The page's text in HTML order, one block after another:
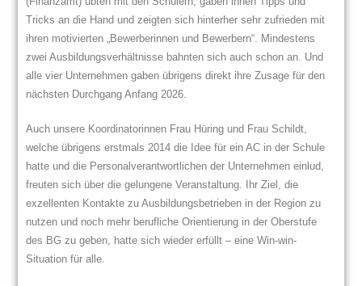
Tricks an die Hand und zeigten sich hinterher sehr zufrieden mit
ihren motivierten „Bewerberinnen und Bewerbern“. Mindestens
zwei Ausbildungsverhältnisse bahnten sich auch schon an. Und
alle vier Unternehmen gaben übrigens direkt ihre Zusage für den
nächsten Durchgang Anfang 2026.
Auch unsere Koordinatorinnen Frau Hüring und Frau Schildt,
welche übrigens erstmals 2014 die Idee für ein AC in der Schule
hatte und die Personalverantwortlichen der Unternehmen einlud,
freuten sich über die gelungene Veranstaltung. Ihr Ziel, die
exzellenten Kontakte zu Ausbildungsbetrieben in der Region zu
nutzen und noch mehr berufliche Orientierung in der Oberstufe
des BG zu geben, hatte sich wieder erfüllt – eine Win-win-
Situation für alle.